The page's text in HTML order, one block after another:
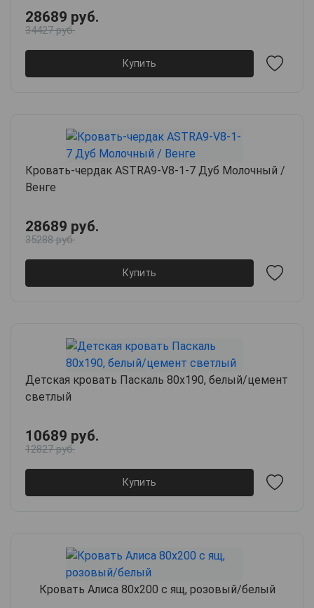
28689 руб.
34427 руб.
Купить
Кровать-чердак ASTRA9-V8-1-7 Дуб Молочный /
Венге
28689 руб.
35288 руб.
Купить
Детская кровать Паскаль 80х190, белый/цемент
светлый
10689 руб.
12827 руб.
Купить
Кровать Алиса 80х200 с ящ, розовый/белый